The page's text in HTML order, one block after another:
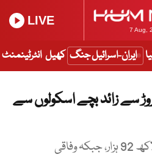
7 Aug,
LIVE
ایران-اسرائیل جنگ کھیل انٹرٹینمنٹ
سے زائد بچے اسکولوں سے
صوبہ بلوچستان میں 40 لاکھ 92 ہزار، جبکہ وفاقی